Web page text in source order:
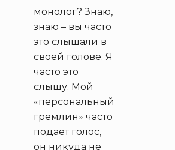
монолог? Знаю,
знаю – вы часто
это слышали в
своей голове. Я
часто это
слышу. Мой
«персональный
гремлин» часто
подает голос,
он никуда не